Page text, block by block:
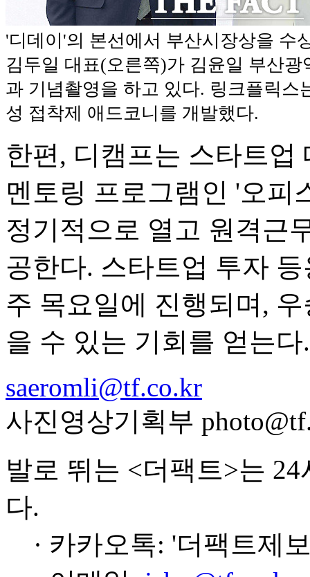
'디데이'의 본선에서 부산시장상을 수
김두일 대표(오른쪽)가 김윤일 부산광
과 기념촬영을 하고 있다. 링크플릭스
성 접착제 애드코니를 개발했다.
한편, 디캠프는 스타트업
멘토링 프로그램인 '오피
정기적으로 열고 원격근
공한다. 스타트업 투자
주 목요일에 진행되며,
을 수 있는 기회를 얻는다.
saeromli@tf.co.kr
사진영상기획부
발로 뛰는 <더팩트>는
다.
· 카카오톡: '더팩트제